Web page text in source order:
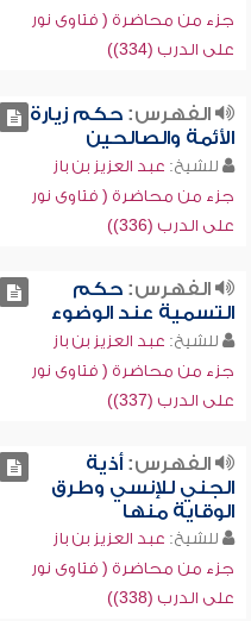
جزء من محاضرة ( فتاوى نور
على الدرب (334))
الفهرس:حكم زيارة
الأئمة والصالحين
للشيخ: عبد العزيز بن باز
جزء من محاضرة ( فتاوى نور
على الدرب (336))
الفهرس:حكم
التسمية عند الوضوء
للشيخ: عبد العزيز بن باز
جزء من محاضرة ( فتاوى نور
على الدرب (337))
الفهرس:أذية
الجني للإنسي وطرق
الوقاية منها
للشيخ: عبد العزيز بن باز
جزء من محاضرة ( فتاوى نور
على الدرب (338))